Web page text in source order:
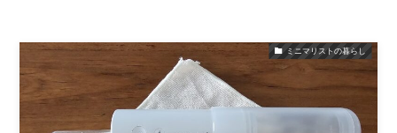
ミニマリストの暮らし